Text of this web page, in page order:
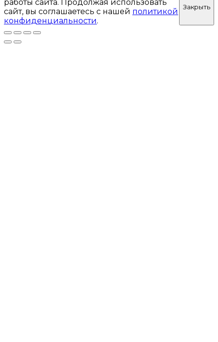
работы сайта. Продолжая использовать
сайт, вы соглашаетесь с нашей политикой
конфиденциальности.
Закрыть